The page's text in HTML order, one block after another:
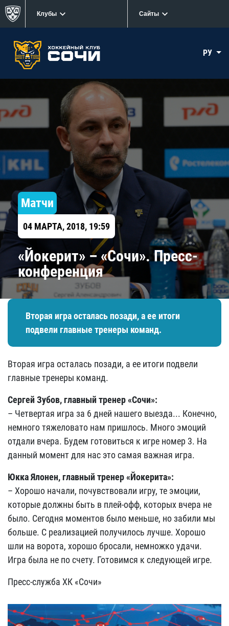
Клубы Сайты
РУ
Матчи
04 МАРТА, 2018, 19:59
«Йокерит» – «Сочи». Пресс-
конференция
Вторая игра осталась позади, а ее итоги
подвели главные тренеры команд.
Вторая игра осталась позади, а ее итоги подвели
главные тренеры команд.
Сергей Зубов, главный тренер «Сочи»:
– Четвертая игра за 6 дней нашего выезда... Конечно,
немного тяжеловато нам пришлось. Много эмоций
отдали вчера. Будем готовиться к игре номер 3. На
данный момент для нас это самая важная игра.
Юкка Ялонен, главный тренер «Йокерита»:
– Хорошо начали, почувствовали игру, те эмоции,
которые должны быть в плей-офф, которых вчера не
было. Сегодня моментов было меньше, но забили мы
больше. С реализацией получилось лучше. Хорошо
шли на ворота, хорошо бросали, немножко удачи.
Игра была не по счету. Готовимся к следующей игре.
Пресс-служба ХК «Сочи»